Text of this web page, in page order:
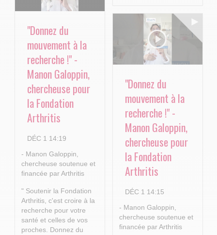
"Donnez du
mouvement à la
recherche !" -
Manon Galoppin,
chercheuse pour
la Fondation
Arthritis
DÉC 1 14:19
- Manon Galoppin,
chercheuse soutenue et
financée par Arthritis
" Soutenir la Fondation
Arthritis, c'est croire à la
recherche pour votre
santé et celles de vos
proches. Donnez du
"Donnez du
mouvement à la
recherche !" -
Manon Galoppin,
chercheuse pour
la Fondation
Arthritis
DÉC 1 14:15
- Manon Galoppin,
chercheuse soutenue et
financée par Arthritis